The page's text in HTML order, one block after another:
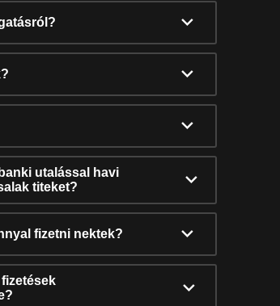
utalással havi
titeket?
fizetni nektek?